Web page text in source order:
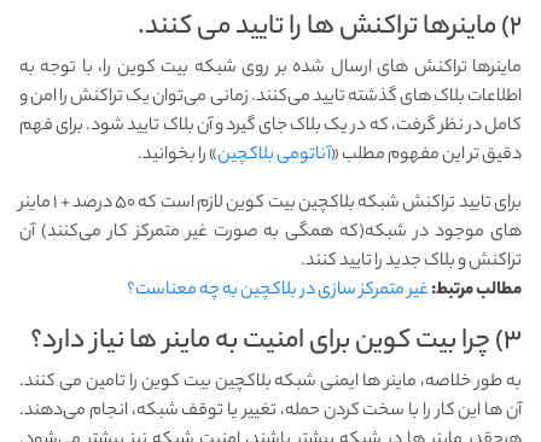
۲) ماینرها تراکنش ها را تایید می کنند.
ماینرها تراکنش های ارسال شده بر روی شبکه بیت کوین را، با توجه به
اطلاعات بلاک های گذشته تایید می‌کنند. زمانی می‌توان یک تراکنش را امن و
کامل در نظر گرفت، که در یک بلاک جای گیرد و آن بلاک تایید شود. برای فهم
دقیق تر این مفهوم مطلب «آناتومی بلاکچین» را بخوانید.
برای تایید تراکنش شبکه بلاکچین بیت کوین لازم است که ۵۰ درصد + ۱ ماینر
های موجود در شبکه(که همگی به صورت غیر متمرکز کار می‌کنند) آن
تراکنش و بلاک جدید را تایید کنند.
مطالب مرتبط:غیر متمرکز سازی در بلاکچین به چه معناست؟
۳) چرا بیت کوین برای امنیت به ماینر ها نیاز دارد؟
به طور خلاصه، ماینر ها ایمنی شبکه بلاکچین بیت کوین را تامین می کنند.
آن ها این کار را با سخت کردن حمله، تغییر یا توقف شبکه، انجام می‌دهند.